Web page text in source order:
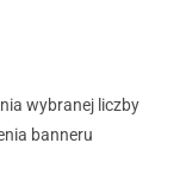
wybranej liczby
banneru